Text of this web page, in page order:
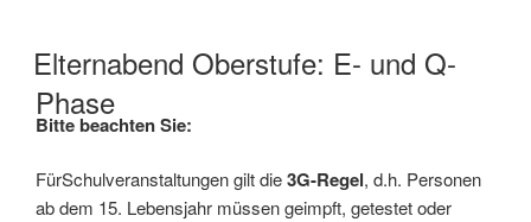
Elternabend Oberstufe: E- und Q-
Phase
Bitte beachten Sie:
FürSchulveranstaltungen gilt die3G-Regel, d.h. Personen
ab dem 15. Lebensjahr müssen geimpft, getestet oder